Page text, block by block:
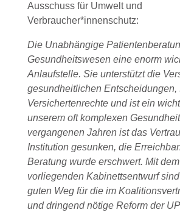
Ausschuss für Umwelt und
Verbraucher*innenschutz:
Die Unabhängige
Gesundheitswesen eine enorm
Anlaufstelle. Sie unterstützt die
gesundheitlichen Entscheidungen,
Versichertenrechte und ist ein
unserem oft komplexen
vergangenen Jahren ist das
Institution gesunken, die
Beratung wurde erschwert. Mit
vorliegenden Kabinettsentwurf
guten Weg für die im
und dringend nötige Reform der